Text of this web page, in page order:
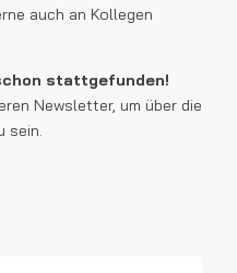
auch an Kollegen
stattgefunden!
Newsletter, um über die
sein.